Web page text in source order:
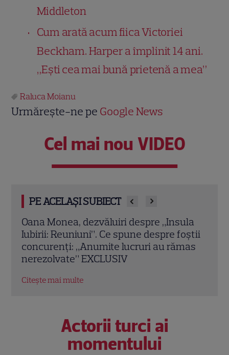
Middleton
Cum arată acum fiica Victoriei
Beckham. Harper a împlinit 14 ani.
„Ești cea mai bună prietenă a mea”
Raluca Moianu
Urmărește-ne pe Google News
Cel mai nou VIDEO
PE ACELAȘI SUBIECT
Chef Orlando Zaharia și soția lui,
Mădălina, au împlinit 22 de ani de
căsnicie. Cum arătau în ziua nunții și
povestea lor de iubire
Citește mai multe
Actorii turci ai
momentului